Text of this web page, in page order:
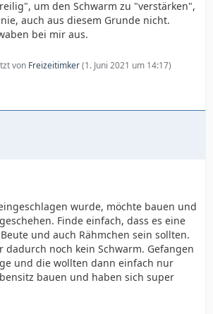
um den Schwarm zu "verstärken",
auch aus diesem Grunde nicht.
bei mir aus.
von Freizeitimker(1. Juni 2021 um 14:17)
wurde, möchte bauen und
Finde einfach, dass es eine
und auch Rähmchen sein sollten.
dadurch noch kein Schwarm. Gefangen
und die wollten dann einfach nur
bauen und haben sich super